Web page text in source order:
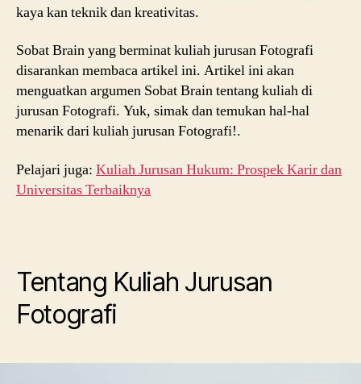
kaya kan teknik dan kreativitas.
Sobat Brain yang berminat kuliah jurusan Fotografi
disarankan membaca artikel ini. Artikel ini akan
menguatkan argumen Sobat Brain tentang kuliah di
jurusan Fotografi. Yuk, simak dan temukan hal-hal
menarik dari kuliah jurusan Fotografi!.
Pelajari juga: Kuliah Jurusan Hukum: Prospek Karir dan
Universitas Terbaiknya
Tentang Kuliah Jurusan
Fotografi